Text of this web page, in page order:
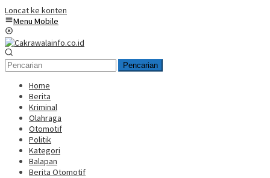
Loncat ke konten
Menu Mobile
Pencarian
Home
Berita
Kriminal
Olahraga
Otomotif
Politik
Kategori
Balapan
Berita Otomotif